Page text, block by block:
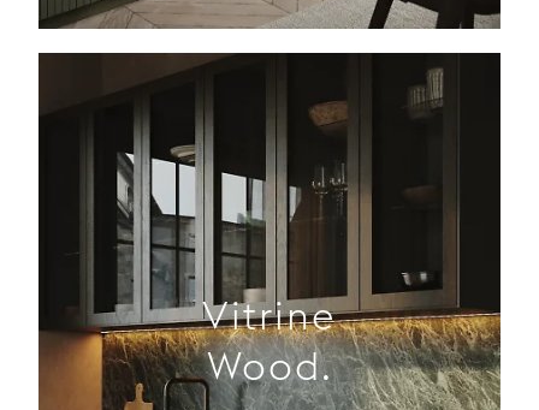
Vitrine
Wood.